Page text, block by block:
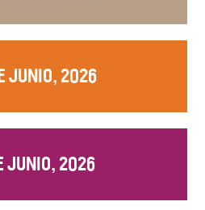
JUNIO, 2026
JUNIO, 2026